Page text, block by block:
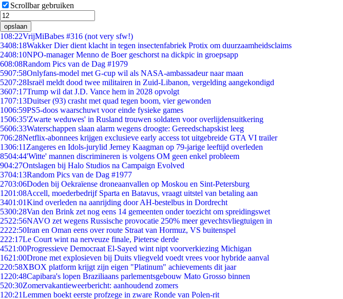
Scrollbar gebruiken
opslaan
108:22VrijMiBabes #316 (not very sfw!)
3408:18Wakker Dier dient klacht in tegen insectenfabriek Protix om duurzaamheidsclaims
2408:10NPO-manager Menno de Boer geschorst na dickpic in groepsapp
608:08Random Pics van de Dag #1979
5907:58Onlyfans-model met G-cup wil als NASA-ambassadeur naar maan
5207:28Israël meldt dood twee militairen in Zuid-Libanon, vergelding aangekondigd
3607:17Trump wil dat J.D. Vance hem in 2028 opvolgt
1707:13Duitser (93) crasht met quad tegen boom, vier gewonden
1006:59PS5-doos waarschuwt voor einde fysieke games
1506:35'Zwarte weduwes' in Rusland trouwen soldaten voor overlijdensuitkering
5606:33Waterschappen slaan alarm wegens droogte: Gereedschapskist leeg
706:28Netflix-abonnees krijgen exclusieve early access tot uitgebreide GTA VI trailer
1306:11 Zangeres en Idols-jurylid Jerney Kaagman op 79-jarige leeftijd overleden
8504:44'Witte' mannen discrimineren is volgens OM geen enkel probleem
904:27Ontslagen bij Halo Studios na Campaign Evolved
3704:13Random Pics van de Dag #1977
2703:06Doden bij Oekraïense droneaanvallen op Moskou en Sint-Petersburg
1201:08Accell, moederbedrijf Sparta en Batavus, vraagt uitstel van betaling aan
3401:01Kind overleden na aanrijding door AH-bestelbus in Dordrecht
5300:28Van den Brink zet nog eens 14 gemeenten onder toezicht om spreidingswet
2522:56NAVO zet wegens Russische provocatie 250% meer gevechtsvliegtuigen in
2222:50Iran en Oman eens over route Straat van Hormuz, VS buitenspel
222:17Le Court wint na nerveuze finale, Pieterse derde
4521:00Progressieve Democraat El-Sayed wint nipt voorverkiezing Michigan
1621:00Drone met explosieven bij Duits vliegveld voedt vrees voor hybride aanval
220:58XBOX platform krijgt zijn eigen "Platinum" achievements dit jaar
1220:48Capibara's lopen Braziliaans parlementsgebouw Mato Grosso binnen
520:30Zomervakantieweerbericht: aanhoudend zomers
1 20:21Lemmen boekt eerste profzege in zware Ronde van Polen-rit